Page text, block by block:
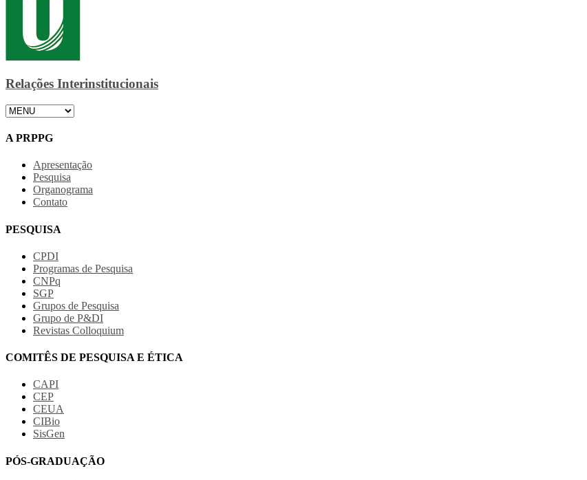
Relações Interinstitucionais
A PRPPG
Apresentação
Pesquisa
Organograma
Contato
PESQUISA
CPDI
Programas de Pesquisa
CNPq
SGP
Grupos de Pesquisa
Grupo de P&DI
Revistas Colloquium
COMITÊS DE PESQUISA E ÉTICA
CAPI
CEP
CEUA
CIBio
SisGen
PÓS-GRADUAÇÃO